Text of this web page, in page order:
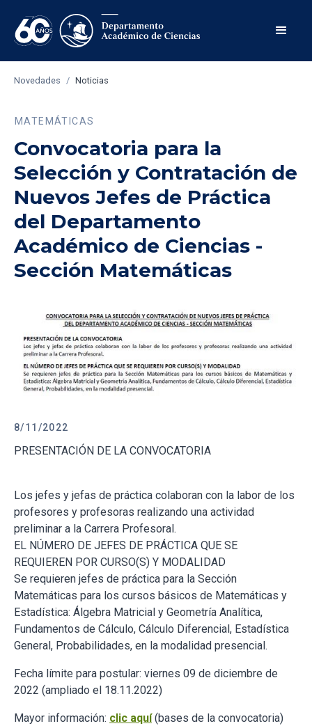
Novedades / Noticias
MATEMÁTICAS
Convocatoria para la
Selección y Contratación de
Nuevos Jefes de Práctica
del Departamento
Académico de Ciencias -
Sección Matemáticas
8/11/2022
PRESENTACIÓN DE LA CONVOCATORIA
Los jefes y jefas de práctica colaboran con la labor de los
profesores y profesoras realizando una actividad
preliminar a la Carrera Profesoral.
EL NÚMERO DE JEFES DE PRÁCTICA QUE SE
REQUIEREN POR CURSO(S) Y MODALIDAD
Se requieren jefes de práctica para la Sección
Matemáticas para los cursos básicos de Matemáticas y
Estadística: Álgebra Matricial y Geometría Analítica,
Fundamentos de Cálculo, Cálculo Diferencial, Estadística
General, Probabilidades, en la modalidad presencial.
Fecha límite para postular: viernes 09 de diciembre de
2022 (ampliado el 18.11.2022)
Mayor información: clic aquí(bases de la convocatoria)